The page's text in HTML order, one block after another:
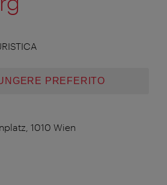
PREFERITO
1010 Wien